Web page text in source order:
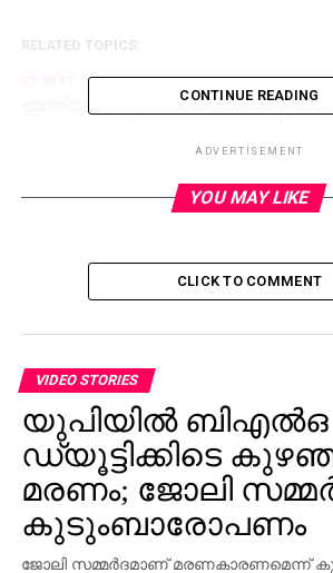
RELATED TOPICS:
ഇന്ത്യന്‍ സൈന്യത്തില്‍
സ്വര്‍ണത്തിനായി മാതാപിതാക്കള്‍
ബലി നല്‍കി
CONTINUE READING
ADVERTISEMENT
YOU MAY LIKE
CLICK TO COMMENT
VIDEO STORIES
യുപിയില്‍ ബിഎല്‍ഒ
ഡ്യൂട്ടിക്കിടെ
മരണം; ജോലി
കുടുംബാരോപണം
ജോലി സമ്മര്‍ദമാണ് മരണകാരണമെന്ന്